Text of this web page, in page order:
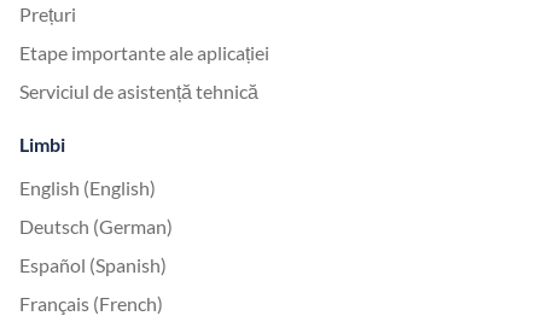
Prețuri
Etape importante ale aplicației
Serviciul de asistență tehnică
Limbi
English (English)
Deutsch (German)
Español (Spanish)
Français (French)